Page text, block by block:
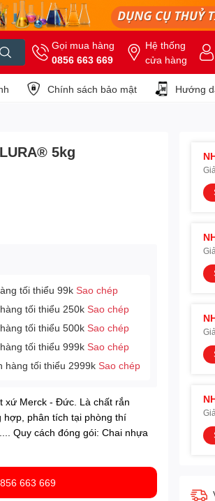
Gọi mua hàng
0856 663 669
Hệ thống
cửa hàng
Chính sách bảo mật Hướng
5kg
tối thiểu 99kSao chép
tối thiểu 250kSao chép
tối thiểu 500kSao chép
tối thiểu 999kSao chép
hàng tối thiểu 2999kSao chép
xứ Merck - Đức. Là chất rắn
hợp, phân tích tại phòng thí
Quy cách đóng gói: Chai nhựa
663 669